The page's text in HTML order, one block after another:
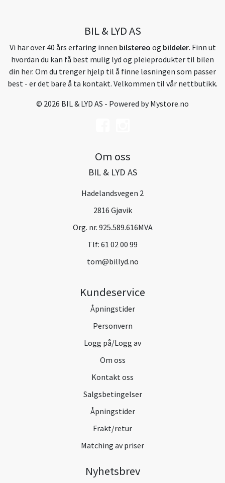
BIL & LYD AS
Vi har over 40 års erfaring innen bilstereo og bildeler. Finn ut
hvordan du kan få best mulig lyd og pleieprodukter til bilen
din her. Om du trenger hjelp til å finne løsningen som passer
best - er det bare å ta kontakt. Velkommen til vår nettbutikk.
© 2026 BIL & LYD AS - Powered byMystore.no
Om oss
BIL & LYD AS
Hadelandsvegen 2
2816 Gjøvik
Org. nr. 925.589.616MVA
Tlf: 61 02 00 99
tom@billyd.no
Kundeservice
Åpningstider
Personvern
Logg på/Logg av
Om oss
Kontakt oss
Salgsbetingelser
Åpningstider
Frakt/retur
Matching av priser
Nyhetsbrev